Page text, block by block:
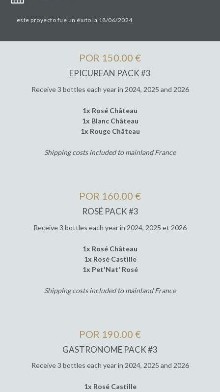
este proyecto fue un éxito la 18/06/2024
POR 150.00 €
EPICUREAN PACK #3
Receive 3 bottles each year in 2024, 2025 and 2026
1x Rosé Château
1x Blanc Château
1x Rouge Château
Shipping costs included to mainland France
POR 160.00 €
ROSÉ PACK #3
Receive 3 bottles each year in 2024, 2025 et 2026
1x Rosé Château
1x Rosé Castille
1x Pet'Nat' Rosé
Shipping costs included to mainland France
POR 190.00 €
GASTRONOME PACK #3
Receive 3 bottles each year in 2024, 2025 and 2026
1x Rosé Castille